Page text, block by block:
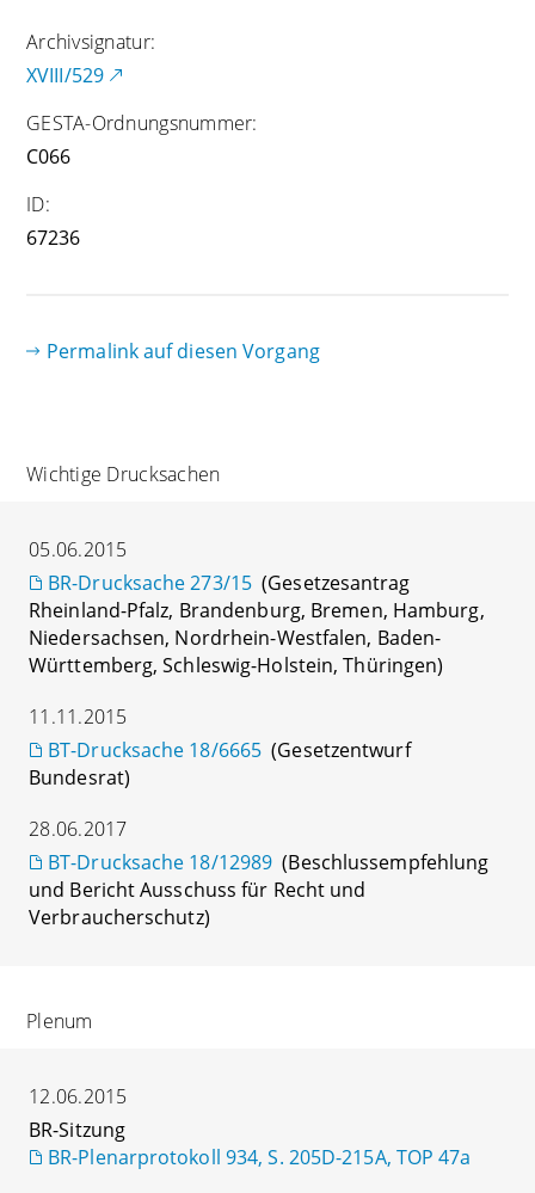
Archivsignatur:
XVIII/529
GESTA-Ordnungsnummer:
C066
ID:
67236
Permalink auf diesen Vorgang
Wichtige Drucksachen
05.06.2015
BR-Drucksache 273/15 (Gesetzesantrag
Rheinland-Pfalz, Brandenburg, Bremen, Hamburg,
Niedersachsen, Nordrhein-Westfalen, Baden-
Württemberg, Schleswig-Holstein, Thüringen)
11.11.2015
BT-Drucksache 18/6665 (Gesetzentwurf
Bundesrat)
28.06.2017
BT-Drucksache 18/12989 (Beschlussempfehlung
und Bericht Ausschuss für Recht und
Verbraucherschutz)
Plenum
12.06.2015
BR-Sitzung
BR-Plenarprotokoll 934, S. 205D-215A, TOP 47a